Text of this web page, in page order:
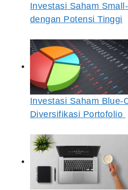
Investasi Saham
dengan Potensi Tinggi
Investasi Saham Blue-
Diversifikasi Portofolio